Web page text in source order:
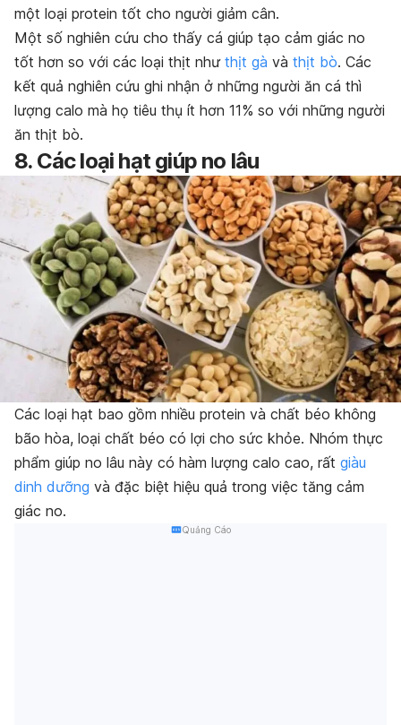
một loại protein tốt cho người giảm cân.
Một số nghiên cứu cho thấy cá giúp tạo cảm giác no
tốt hơn so với các loại thịt như thịt gà và thịt bò. Các
kết quả nghiên cứu ghi nhận ở những người ăn cá thì
lượng calo mà họ tiêu thụ ít hơn 11% so với những người
ăn thịt bò.
8. Các loại hạt giúp no lâu
Các loại hạt bao gồm nhiều protein và chất béo không
bão hòa, loại chất béo có lợi cho sức khỏe. Nhóm thực
phẩm giúp no lâu này có hàm lượng calo cao, rất giàu
dinh dưỡng và đặc biệt hiệu quả trong việc tăng cảm
giác no.
Quảng Cáo